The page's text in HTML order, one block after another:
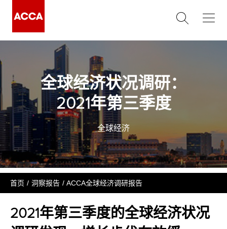
全球经济状况调研：
2021年第三季度
全球经济
首页 洞察报告 ACCA全球经济调研报告
2021年第三季度的全球经济状况